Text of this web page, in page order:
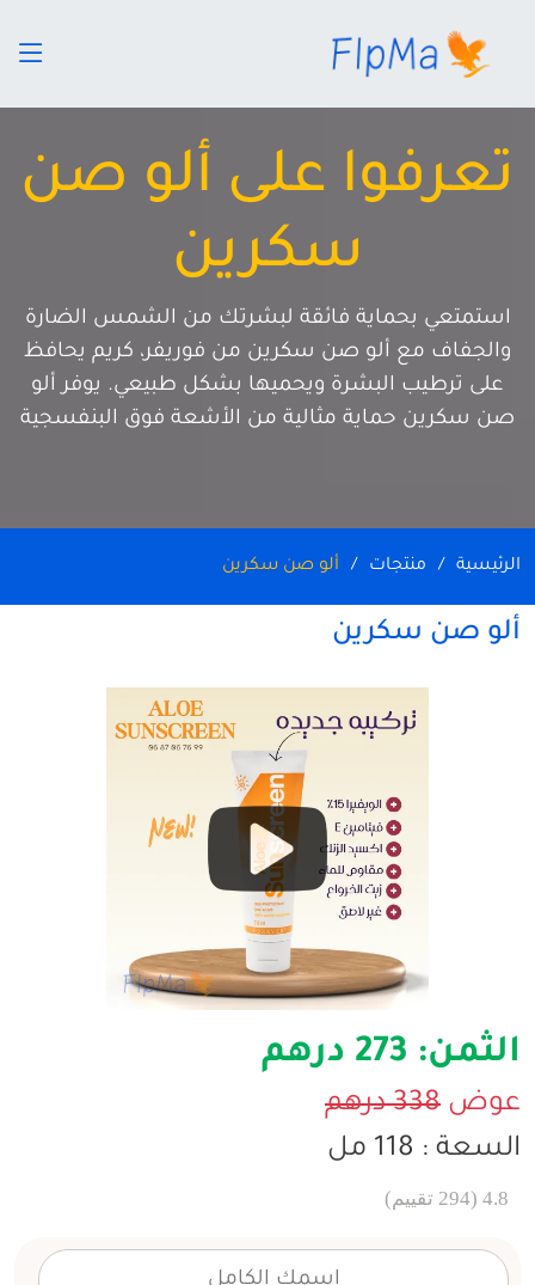
تعرفوا على ألو صن
سكرين
استمتعي بحماية فائقة لبشرتك من الشمس الضارة
والجفاف مع ألو صن سكرين من فوريفر، كريم يحافظ
على ترطيب البشرة ويحميها بشكل طبيعي. يوفر ألو
صن سكرين حماية مثالية من الأشعة فوق البنفسجية
الرئيسية منتجات ألو صن سكرين
ألو صن سكرين
الثمن: 273 درهم
عوض 338 درهم
السعة : 118 مل
4.8 (294 تقييم)